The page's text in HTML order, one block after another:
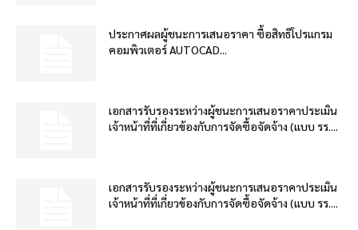
ประกาศผลผู้ชนะการเสนอราคา ซื้อสิทธิโปรแกรม
คอมพิวเตอร์ AUTOCAD...
เอกสารรับรองระหว่างผู้ชนะการเสนอราคาประเมิน
เจ้าหน้าที่ที่เกี่ยวข้องกับการจัดซื้อจัดจ้าง (แบบ รร....
เอกสารรับรองระหว่างผู้ชนะการเสนอราคาประเมิน
เจ้าหน้าที่ที่เกี่ยวข้องกับการจัดซื้อจัดจ้าง (แบบ รร....